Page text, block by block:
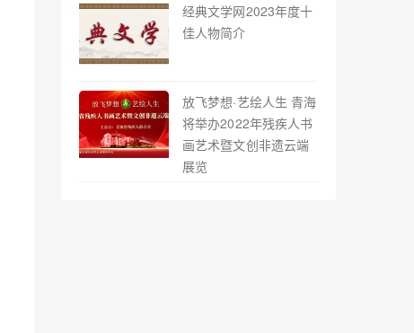
经典文学网2023年度十
佳人物简介
放飞梦想·艺绘人生 青海
将举办2022年残疾人书
画艺术暨文创非遗云端
展览